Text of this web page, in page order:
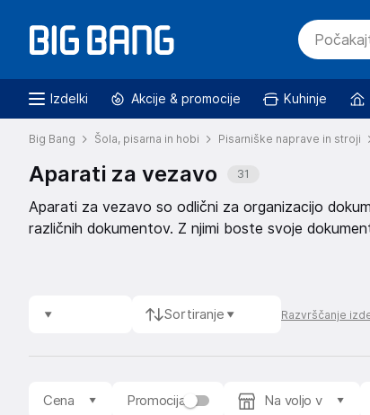
Izdelki Akcije & promocije Kuhinje
Big Bang Šola, pisarna in hobi Pisarniške naprave in stroji
Aparati za vezavo 31
Aparati za vezavo so odlični za organizacijo
različnih dokumentov. Z njimi boste svoje
Sortiranje Razvrščanje
Cena Promocija Na voljo v